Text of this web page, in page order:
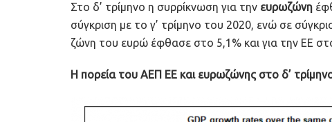
Στο δ’ τρίμηνο η συρρίκνωση για την ευρωζώνη
σύγκριση με το γ’ τρίμηνο του 2020, ενώ σε
ζώνη του ευρώ έφθασε στο 5,1% και για την ΕΕ
Η πορεία του ΑΕΠ ΕΕ και ευρωζώνης στο δ’